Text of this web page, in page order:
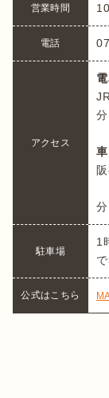
営業時間
電話
アクセス
分
車
分
駐車場
1
公式はこちら